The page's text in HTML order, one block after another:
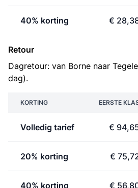
40% korting €
Retour
Dagretour: van Borne naar
dag).
KORTING EERSTE
Volledig tarief €
20% korting €
40% korting €